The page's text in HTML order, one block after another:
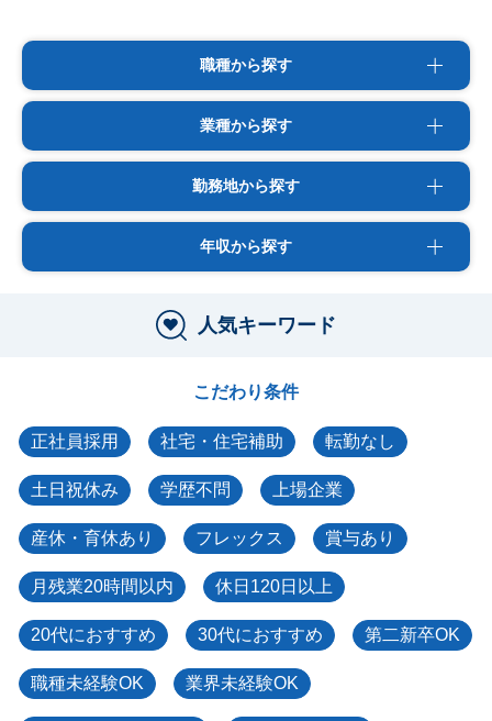
職種から探す
業種から探す
勤務地から探す
年収から探す
人気キーワード
こだわり条件
正社員採用 社宅・住宅補助 転勤なし
土日祝休み 学歴不問 上場企業
産休・育休あり フレックス 賞与あり
月残業20時間以内 休日120日以上
20代におすすめ 30代におすすめ 第二新卒OK
職種未経験OK 業界未経験OK